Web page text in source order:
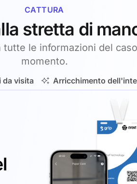
CATTURA
stretta di
le informazioni del
momento.
da visita Arricchimento